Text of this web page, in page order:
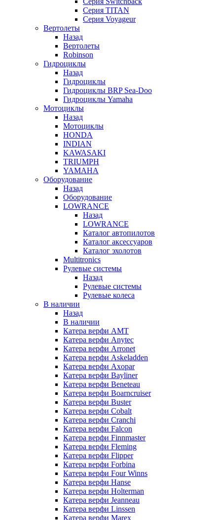
Серия TITAN
Серия Voyageur
Вертолеты
Назад
Вертолеты
Robinson
Гидроциклы
Назад
Гидроциклы
Гидроциклы BRP Sea-Doo
Гидроциклы Yamaha
Мотоциклы
Назад
Мотоциклы
HONDA
INDIAN
KAWASAKI
TRIUMPH
YAMAHA
Оборудование
Назад
Оборудование
LOWRANCE
Назад
LOWRANCE
Каталог автопилотов
Каталог аксессуаров
Каталог эхолотов
Multitronics
Рулевые системы
Назад
Рулевые системы
Рулевые колеса
В наличии
Назад
В наличии
Катера верфи AMT
Катера верфи Anytec
Катера верфи Arronet
Катера верфи Askeladden
Катера верфи Axopar
Катера верфи Bayliner
Катера верфи Beneteau
Катера верфи Boarncruiser
Катера верфи Buster
Катера верфи Cobalt
Катера верфи Cranchi
Катера верфи Falcon
Катера верфи Finnmaster
Катера верфи Fleming
Катера верфи Flipper
Катера верфи Forbina
Катера верфи Four Winns
Катера верфи Hanse
Катера верфи Holterman
Катера верфи Jeanneau
Катера верфи Linssen
Катера верфи Marex